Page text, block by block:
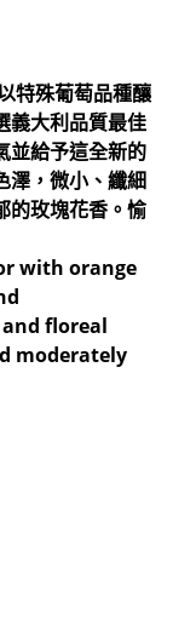
特殊葡萄品種釀
義大利品質最佳
並給予這全新的
澤，微小、纖細
的玫塊花香。愉
with orange
floreal
moderately